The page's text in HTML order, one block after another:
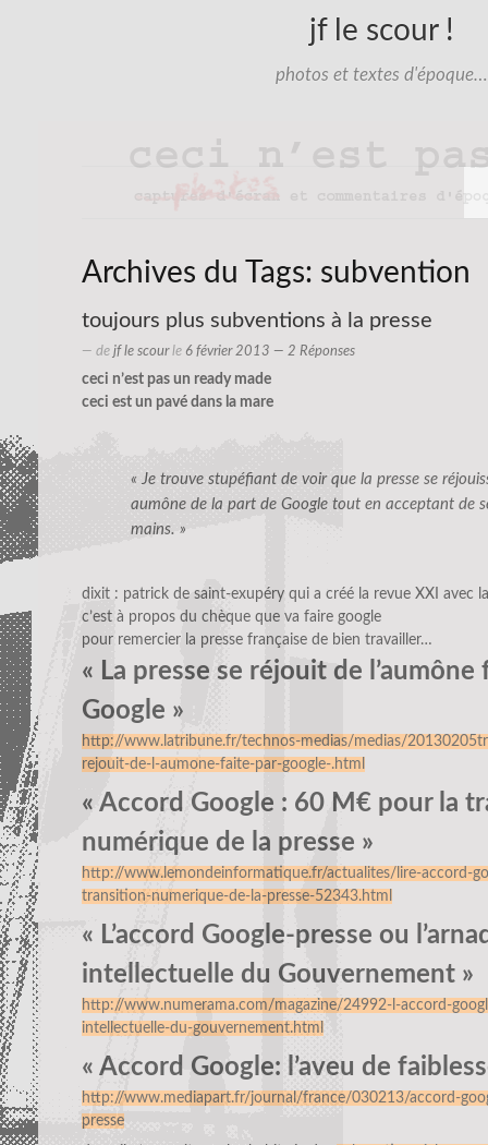
jf le scour !
photos et textes d'époque…
Archives du Tags: subvention
toujours plus subventions à la presse
— de jf le scourle 6 février 2013 — 2 Réponses
ceci n’est pas un ready made
ceci est un pavé dans la mare
« Je trouve stupéfiant de voir que la presse se
aumône de la part de Google tout en acceptant de
mains. »
dixit : patrick de saint-exupéry qui a créé la revue XXI avec
c’est à propos du chèque que va faire google
pour remercier la presse française de bien travailler…
« La presse se réjouit de l’aumône
Google »
http://www.latribune.fr/technos-medias/medias/
rejouit-de-l-aumone-faite-par-google-.html
« Accord Google : 60 M€ pour la
numérique de la presse »
http://www.lemondeinformatique.fr/actualites/lire-accord-
transition-numerique-de-la-presse-52343.html
« L’accord Google-presse ou
intellectuelle du Gouvernement »
http://www.numerama.com/magazine/24992-l-accord-
intellectuelle-du-gouvernement.html
« Accord Google: l’aveu de
http://www.mediapart.fr/journal/france/030213/accord-
presse